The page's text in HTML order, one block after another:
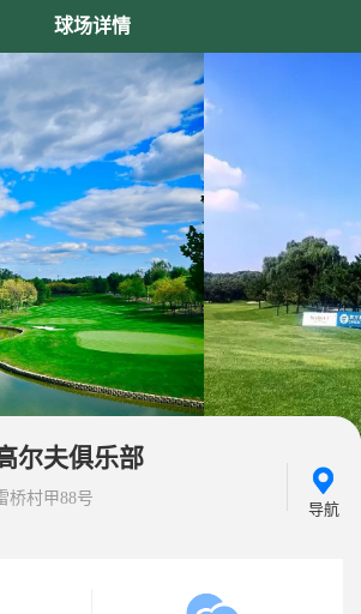
球场详情
尔夫俱乐部
桥村甲88号
导航